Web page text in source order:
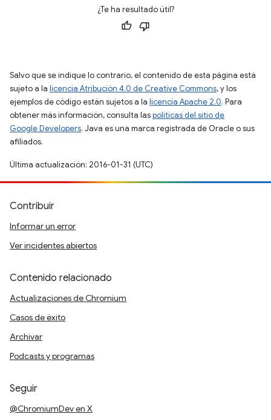
¿Te ha resultado útil?
Salvo que se indique lo contrario, el contenido de esta página está
sujeto a la licencia Atribución 4.0 de Creative Commons, y los
ejemplos de código están sujetos a la licencia Apache 2.0. Para
obtener más información, consulta laspolíticas del sitio de
Google Developers. Java es una marca registrada de Oracle o sus
afiliados.
Última actualización: 2016-01-31 (UTC)
Contribuir
Informar un error
Ver incidentes abiertos
Contenido relacionado
Actualizaciones de Chromium
Casos de éxito
Archivar
Podcasts y programas
Seguir
@ChromiumDev en X